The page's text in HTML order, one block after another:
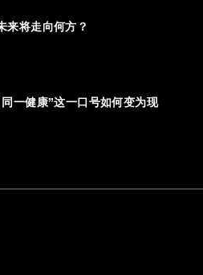
来将走向何方？
一健康”这一口号如何变为现